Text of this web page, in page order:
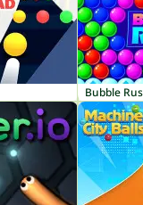
Bubble